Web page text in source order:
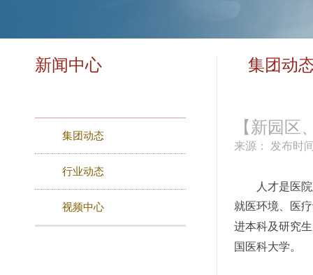
新闻中心
集团动态
行业动态
视频中心
集团动
【新园
来源： 发布时
人才是医
就医环境、医
进本科及研究
国医科大学。